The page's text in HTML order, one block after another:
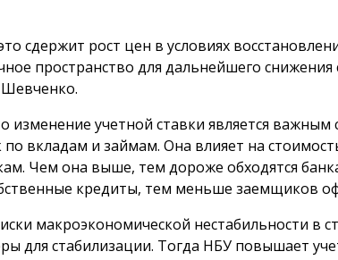
сдержит рост цен в условиях
пространство для дальнейшего
изменение учетной ставки является
вкладам и займам. Она влияет на
Чем она выше, тем дороже обходятся
кредиты, тем меньше заемщиков
макроэкономической нестабильности в
для стабилизации. Тогда НБУ повышает